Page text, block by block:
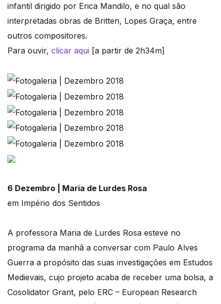
infantil dirigido por Erica Mandilo, e no qual são
interpretadas obras de Britten, Lopes Graça, entre
outros compositores.
Para ouvir, clicar aqui [a partir de 2h34m]
6 Dezembro | Maria de Lurdes Rosa
em Império dos Sentidos
A professora Maria de Lurdes Rosa esteve no
programa da manhã a conversar com Paulo Alves
Guerra a propósito das suas investigações em Estudos
Medievais, cujo projeto acaba de receber uma bolsa, a
Cosolidator Grant, pelo ERC – European Research